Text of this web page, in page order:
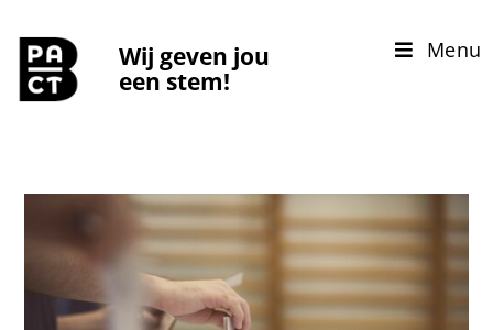
Wij geven jou
een stem!
Menu